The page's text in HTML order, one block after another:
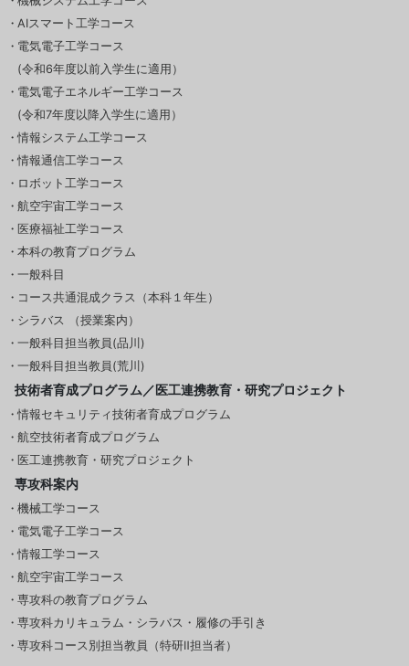
AIスマート工学コース
電気電子工学コース
(令和6年度以前入学生に適用）
電気電子エネルギー工学コース
(令和7年度以降入学生に適用）
情報システム工学コース
情報通信工学コース
ロボット工学コース
航空宇宙工学コース
医療福祉工学コース
本科の教育プログラム
一般科目
コース共通混成クラス（本科１年生）
シラバス （授業案内）
一般科目担当教員(品川)
一般科目担当教員(荒川)
技術者育成プログラム／医工連携教育・研究プロジェクト
情報セキュリティ技術者育成プログラム
航空技術者育成プログラム
医工連携教育・研究プロジェクト
専攻科案内
機械工学コース
電気電子工学コース
情報工学コース
航空宇宙工学コース
専攻科の教育プログラム
専攻科カリキュラム・シラバス・履修の手引き
専攻科コース別担当教員（特研Ⅱ担当者）